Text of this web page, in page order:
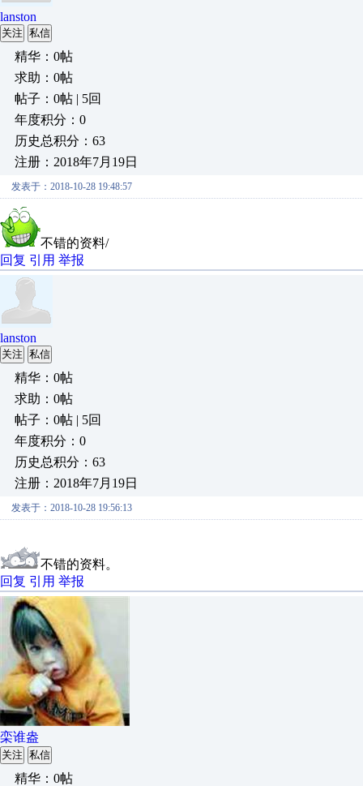
lanston
关注 私信
精华：0帖
求助：0帖
帖子：0帖 | 5回
年度积分：0
历史总积分：63
注册：2018年7月19日
发表于：2018-10-28 19:48:57
不错的资料/
回复 引用 举报
lanston
关注 私信
精华：0帖
求助：0帖
帖子：0帖 | 5回
年度积分：0
历史总积分：63
注册：2018年7月19日
发表于：2018-10-28 19:56:13
不错的资料。
回复 引用 举报
栾谁盎
关注 私信
精华：0帖